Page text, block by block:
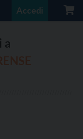
Accedi
a